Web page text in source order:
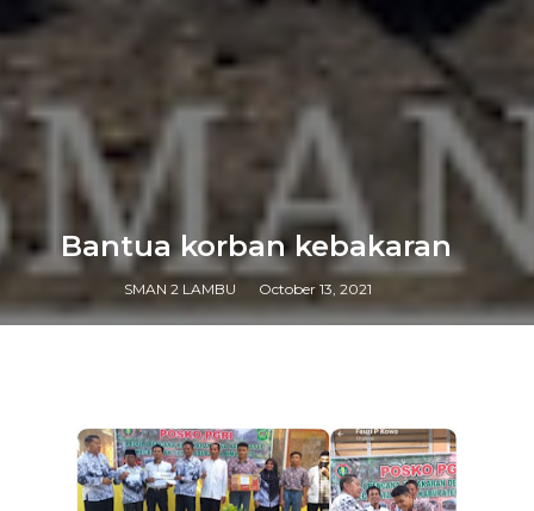
Bantua korban kebakaran
SMAN 2 LAMBU October 13, 2021